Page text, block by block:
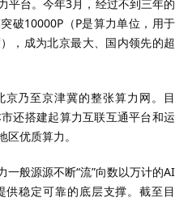
平台。今年3月，经过不到三年的
破10000P（P是算力单位，用于
，成为北京最大、国内领先的超
乃至京津冀的整张算力网。目
还搭建起算力互联互通平台和运
优质算力。
一般源源不断“流”向数以万计的AI
稳定可靠的底层支撑。截至目